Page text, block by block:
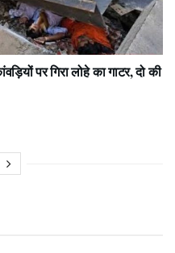
पर गिरा लोहे का गाटर, दो की